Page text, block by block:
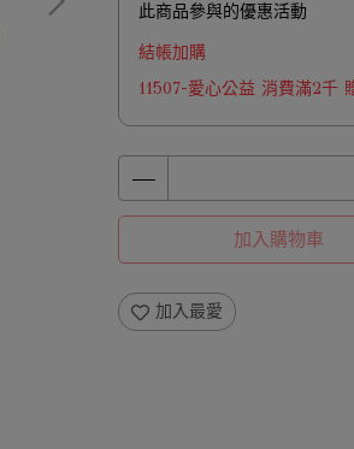
此商品參與的優惠活動
結帳加購
11507-愛心公益 消費滿2千
加入購物車
加入最愛